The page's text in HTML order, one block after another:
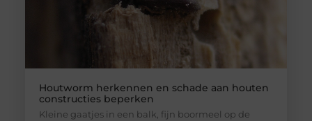
Houtworm herkennen en schade aan houten
constructies beperken
Kleine gaatjes in een balk, fijn boormeel op de